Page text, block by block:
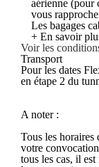
aérienne (pour
vous
Les bagages
+ En savoir
Voir les
Transport
Pour les dates
en étape 2 du
A noter :
Tous les horaires
votre
tous les cas, il